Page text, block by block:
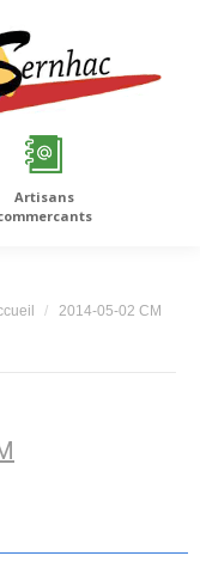
Artisans
êtes ici :
2014-05-02 CM